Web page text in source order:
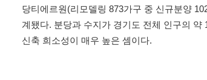
당티에르원(리모델링 873가구 중 신규분양
계됐다. 분당과 수지가 경기도 전체 인구의
신축 희소성이 매우 높은 셈이다.